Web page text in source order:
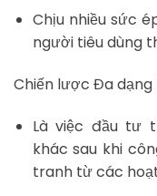
Chịu nhiều sức
người tiêu dùng
Chiến lược Đa dạng
Là việc đầu tư
khác sau khi
tranh từ các